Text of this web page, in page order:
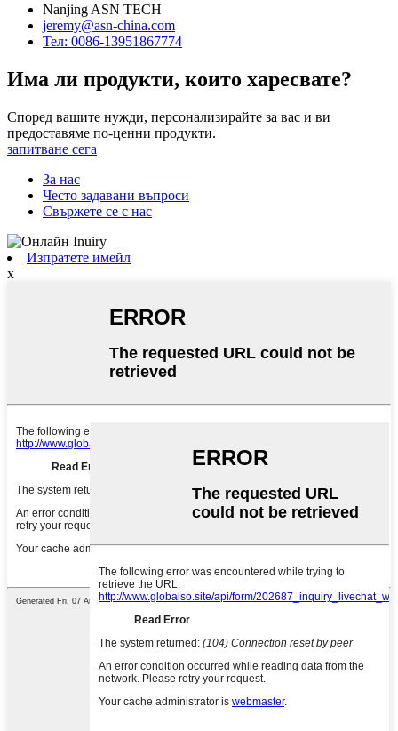
Nanjing ASN TECH
jeremy@asn-china.com
Тел: 0086-13951867774
Има ли продукти, които харесвате?
Според вашите нужди, персонализирайте за вас и ви
предоставяме по-ценни продукти.
запитване сега
За нас
Често задавани въпроси
Свържете се с нас
Изпратете имейл
x